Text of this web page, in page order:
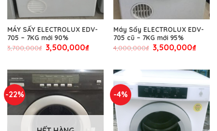
MÁY SẤY ELECTROLUX EDV-
705 – 7KG mới 90%
3,700,000₫ 3,500,000₫
Máy Sấy ELECTROLUX EDV-
705 cũ – 7KG mới 95%
4,000,000₫ 3,500,000₫
-22% -4%